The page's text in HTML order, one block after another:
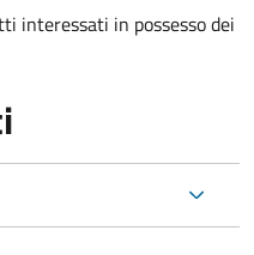
interessati in possesso dei